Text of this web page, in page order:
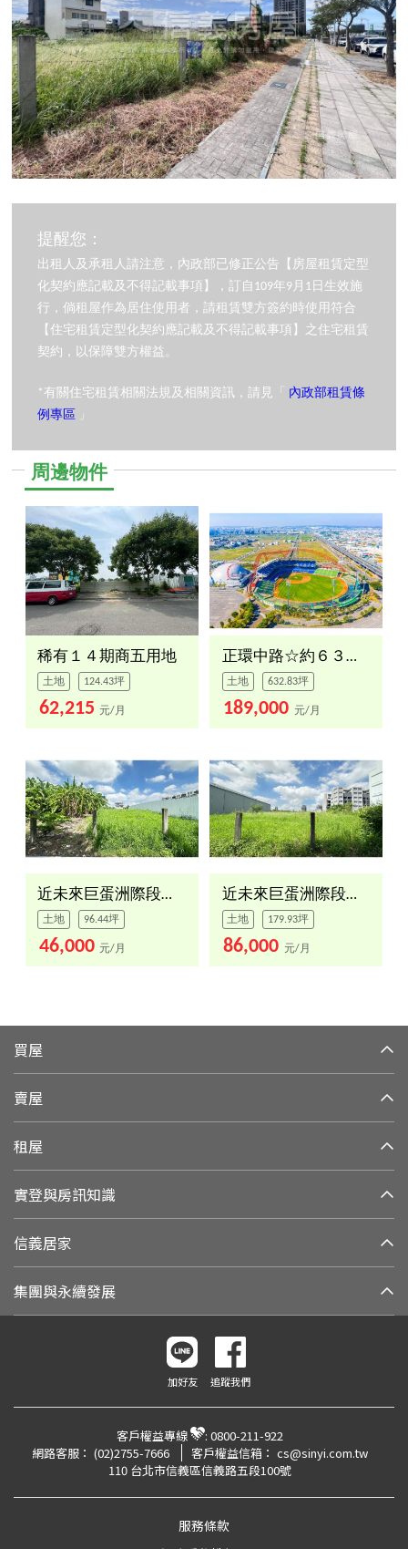
提醒您：
出租人及承租人請注意，內政部已修正公告【房屋租賃定型
化契約應記載及不得記載事項】，訂自109年9月1日生效施
行，倘租屋作為居住使用者，請租賃雙方簽約時使用符合
【住宅租賃定型化契約應記載及不得記載事項】之住宅租賃
契約，以保障雙方權益。
*有關住宅租賃相關法規及相關資訊，請見「 內政部租賃條
例專區 」
周邊物件
稀有１４期商五用地
土地 124.43坪
62,215 元/月
正環中路☆約６３２坪土地
土地 632.83坪
189,000 元/月
近未來巨蛋洲際段土地
土地 96.44坪
46,000 元/月
近未來巨蛋洲際段土地
土地 179.93坪
86,000 元/月
買屋
賣屋
租屋
實登與房訊知識
信義居家
集團與永續發展
加好友 追蹤我們
客戶權益專線 : 0800-211-922
網路客服： (02)2755-7666 客戶權益信箱： cs@sinyi.com.tw
110 台北市信義區信義路五段100號
服務條款